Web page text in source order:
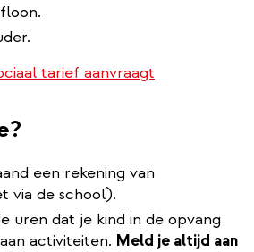
tarief aanvraagt
een rekening van
via de school).
uren dat je kind in de opvang
activiteiten. Meld je altijd aan